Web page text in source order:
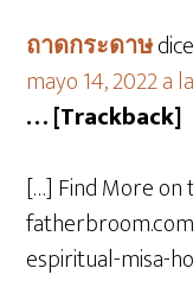
ถาดกระดาษ
mayo 14, 2022 a
… [Trackback]
[…] Find More on
espiritual-misa-